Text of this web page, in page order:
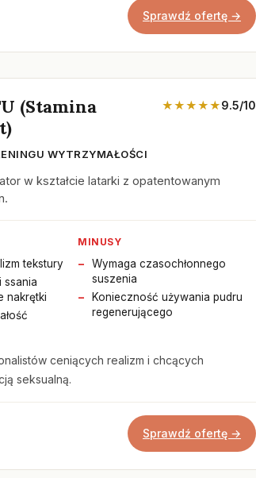
Sprawdź ofertę →
(Stamina
★★★★★9.5/10
WYTRZYMAŁOŚCI
w kształcie latarki z opatentowanym
tekstury
ssania
nakrętki
MINUSY
Wymaga czasochłonnego
suszenia
Konieczność używania pudru
regenerującego
ceniących realizm i chcących
seksualną.
Sprawdź ofertę →